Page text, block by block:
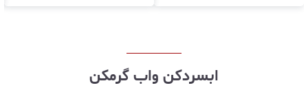
ابسردکن واب گرمکن